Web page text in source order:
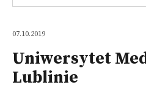
07.10.2019
Uniwersytet
Lublinie